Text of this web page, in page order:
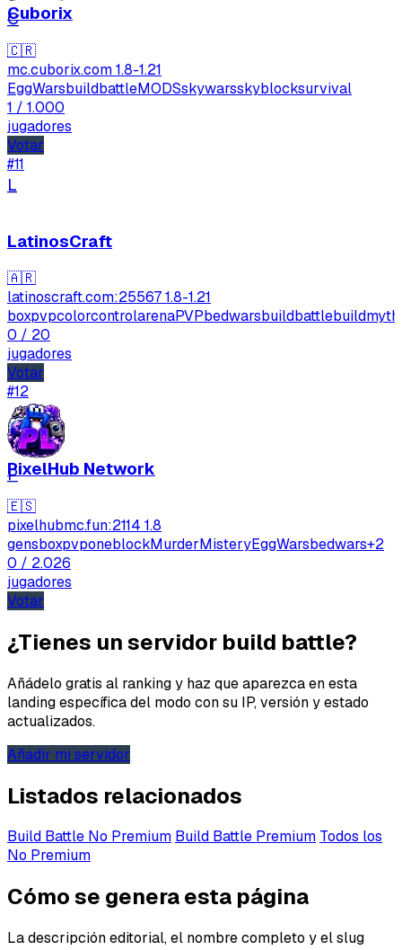
C
Cuborix
🇨🇷
mc.cuborix.com1.8-1.21
EggWarsbuildbattleMODSskywarsskyblocksurvival
1 / 1.000
jugadores
Votar
#11
L
LatinosCraft
🇦🇷
latinoscraft.com:255671.8-1.21
boxpvpcolorcontrolarenaPVPbedwarsbuildbattle
0 / 20
jugadores
Votar
#12
P
PixelHub Network
🇪🇸
pixelhubmc.fun:2114 1.8
gensboxpvponeblockMurderMisteryEggWarsbedwars+2
0 / 2.026
jugadores
Votar
¿Tienes un servidor build battle?
Añádelo gratis al ranking y haz que aparezca en esta
landing específica del modo con su IP, versión y estado
actualizados.
Añadir mi servidor
Listados relacionados
Build Battle No Premium Build Battle Premium Todos los
No Premium
Cómo se genera esta página
La descripción editorial, el nombre completo y el slug